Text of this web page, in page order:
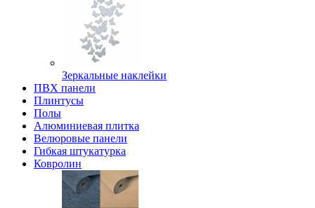
Зеркальные наклейки
ПВХ панели
Плинтусы
Полы
Алюминиевая плитка
Велюровые панели
Гибкая штукатурка
Ковролин